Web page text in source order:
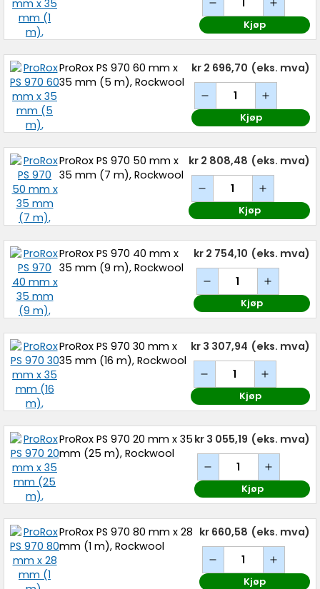
Kjøp
ProRox PS 970 60 mm x
35 mm (5 m), Rockwool
kr 2 696,70 (eks. mva)
Kjøp
ProRox PS 970 50 mm x
35 mm (7 m), Rockwool
kr 2 808,48 (eks. mva)
Kjøp
ProRox PS 970 40 mm x
35 mm (9 m), Rockwool
kr 2 754,10 (eks. mva)
Kjøp
ProRox PS 970 30 mm x
35 mm (16 m), Rockwool
kr 3 307,94 (eks. mva)
Kjøp
ProRox PS 970 20 mm x 35
mm (25 m), Rockwool
kr 3 055,19 (eks. mva)
Kjøp
ProRox PS 970 80 mm x 28
mm (1 m), Rockwool
kr 660,58 (eks. mva)
Kjøp